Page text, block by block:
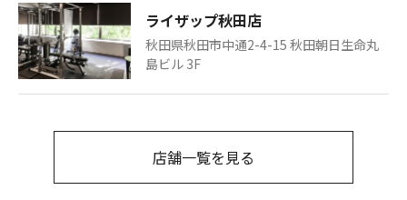
ライザップ秋田店
秋田県秋田市中通2-4-15 秋田朝日生命丸
島ビル 3F
店舗一覧を見る